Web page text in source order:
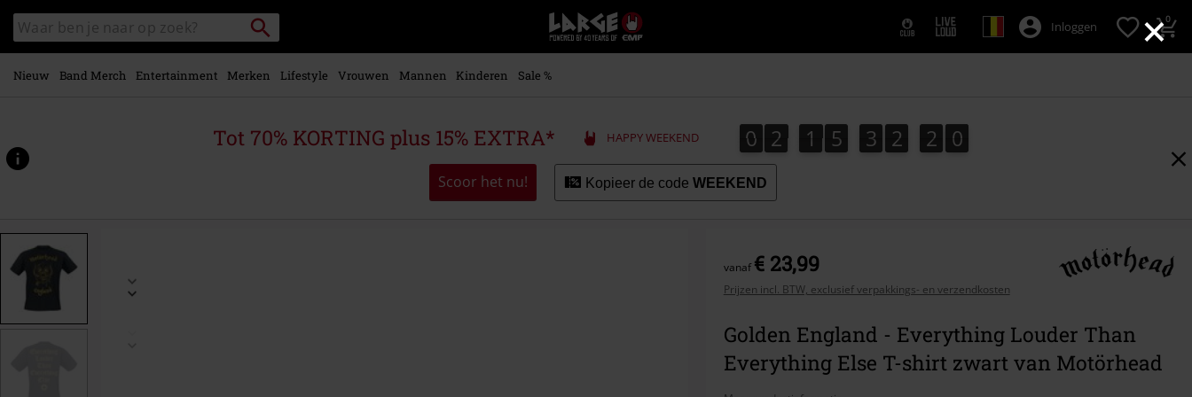
×
naar
hoofdinhoud
Zoek
in
catalogus
Packstation
zoeken
Large
–
Muziek-,
+
kleding
Inloggen 0
Nieuw Band Merch Entertainment Merken Lifestyle Vrouwen Mannen Kinderen Sale %
Tot 70% KORTING plus 15% EXTRA* HAPPY WEEKEND 0
0 2
2 1
1 5
5 3
3 2
2 1
2
1 8
9
8
0
9
Scoor het nu! Kopieer de code WEEKEND
www.large.be/p/golden-
vanaf€ 23,99
Prijzen incl. BTW, exclusief verpakkings- en verzendkosten
Golden England - Everything Louder Than
Everything Else T-shirt zwart van Motörhead